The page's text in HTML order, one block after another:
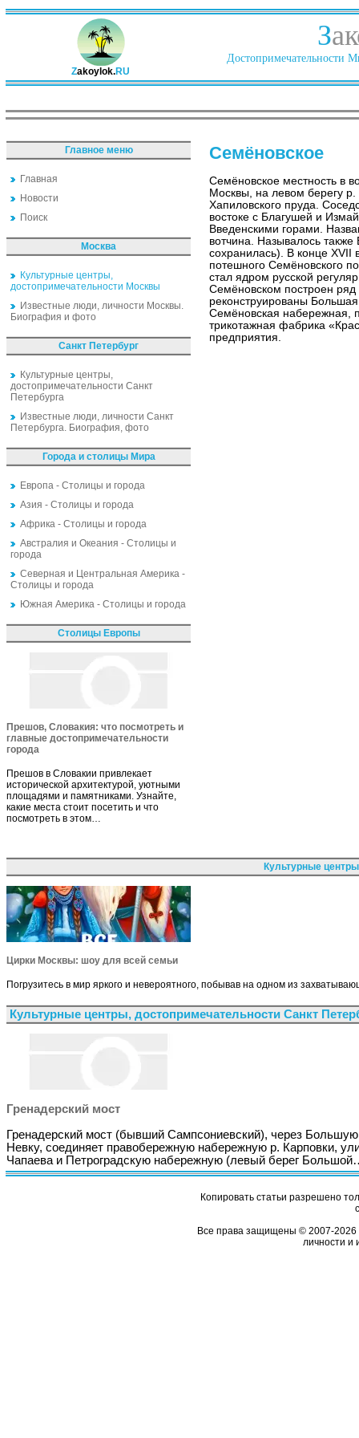
Zakoylok.RU
З
Достопримечательности
Главное меню
Главная
Новости
Поиск
Москва
Культурные центры,
достопримечательности Москвы
Известные люди, личности Москвы.
Биография и фото
Санкт Петербург
Культурные центры,
достопримечательности Санкт
Петербурга
Известные люди, личности Санкт
Петербурга. Биография, фото
Города и столицы Мира
Европа - Столицы и города
Азия - Столицы и города
Африка - Столицы и города
Австралия и Океания - Столицы и
города
Северная и Центральная Америка -
Столицы и города
Южная Америка - Столицы и города
Столицы Европы
Прешов, Словакия: что посмотреть и
главные достопримечательности
города
Прешов в Словакии привлекает
исторической архитектурой, уютными
площадями и памятниками. Узнайте,
какие места стоит посетить и что
посмотреть в этом…
Семёновское
Семёновское местность в
Москвы, на левом берегу р.
Хапиловского пруда.
востоке с Благушей и
Введенскими горами.
вотчина. Называлось
сохранилась). В конце XVII
потешного Семёновского
стал ядром русской
Семёновском построен
реконструированы
Семёновская набережная,
трикотажная фабрика
предприятия.
Культурные
Цирки Москвы: шоу для всей семьи
Погрузитесь в мир яркого и невероятного, побывав на одном из
Культурные центры, достопримечательности Санкт
Гренадерский мост
Гренадерский мост (бывший Сампсониевский), через Большую
Невку, соединяет правобережную набережную р. Карповки,
Чапаева и Петроградскую набережную (левый берег
Копировать статьи разрешено
Все права защищены © 2007-2026
личности и